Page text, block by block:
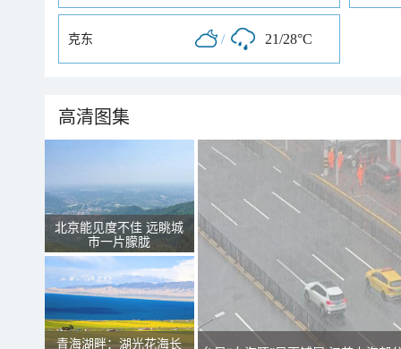
克东 / 21/28°C
高清图集
北京能见度不佳 远眺城
市一片朦胧
青海湖畔：湖光花海长